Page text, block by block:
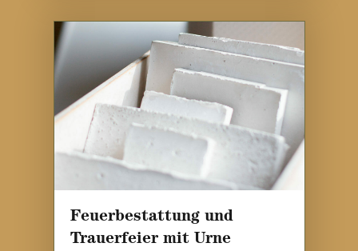
Feuerbestattung und
Trauerfeier mit Urne